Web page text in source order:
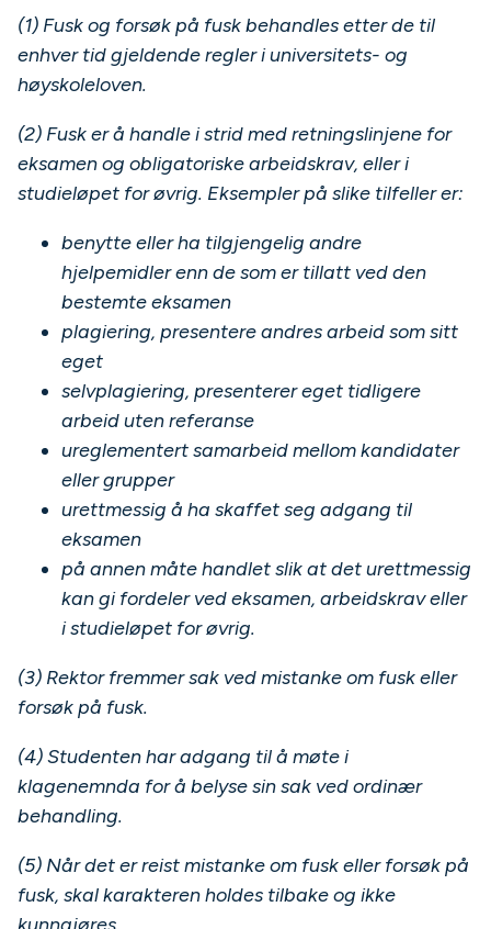
(1) Fusk og forsøk på fusk behandles etter de til
enhver tid gjeldende regler i universitets- og
høyskoleloven.
(2) Fusk er å handle i strid med retningslinjene for
eksamen og obligatoriske arbeidskrav, eller i
studieløpet for øvrig. Eksempler på slike tilfeller er:
benytte eller ha tilgjengelig andre
hjelpemidler enn de som er tillatt ved den
bestemte eksamen
plagiering, presentere andres arbeid som sitt
eget
selvplagiering, presenterer eget tidligere
arbeid uten referanse
ureglementert samarbeid mellom kandidater
eller grupper
urettmessig å ha skaffet seg adgang til
eksamen
på annen måte handlet slik at det urettmessig
kan gi fordeler ved eksamen, arbeidskrav eller
i studieløpet for øvrig.
(3) Rektor fremmer sak ved mistanke om fusk eller
forsøk på fusk.
(4) Studenten har adgang til å møte i
klagenemnda for å belyse sin sak ved ordinær
behandling.
(5) Når det er reist mistanke om fusk eller forsøk på
fusk, skal karakteren holdes tilbake og ikke